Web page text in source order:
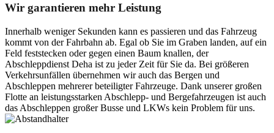
Wir garantieren mehr Leistung
Innerhalb weniger Sekunden kann es passieren und das Fahrzeug
kommt von der Fahrbahn ab. Egal ob Sie im Graben landen, auf ein
Feld feststecken oder gegen einen Baum knallen, der
Abschleppdienst Deha ist zu jeder Zeit für Sie da. Bei größeren
Verkehrsunfällen übernehmen wir auch das Bergen und
Abschleppen mehrerer beteiligter Fahrzeuge. Dank unserer großen
Flotte an leistungsstarken Abschlepp- und Bergefahrzeugen ist auch
das Abschleppen großer Busse und LKWs kein Problem für uns.